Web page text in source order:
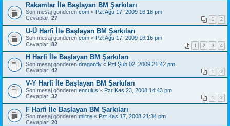
Rakamlar İle Başlayan BM Şarkıları
Son mesaj gönderen com « Pzt Ağu 17, 2009 16:18 pm
Cevaplar: 27 1 2
U-Ü Harfi İle Başlayan BM Şarkıları
Son mesaj gönderen com « Pzt Ağu 17, 2009 16:16 pm
Cevaplar: 82 1 2 3 4
H Harfi İle Başlayan BM Şarkıları
Son mesaj gönderen dragonfly « Pzt Şub 02, 2009 21:42 pm
Cevaplar: 42 1 2
V-Y Harfi İle Başlayan BM Şarkıları
Son mesaj gönderen enculus « Pzr Kas 23, 2008 14:43 pm
Cevaplar: 32 1 2
F Harfi İle Başlayan BM Şarkıları
Son mesaj gönderen mirze « Pzt Kas 17, 2008 21:34 pm
Cevaplar: 20